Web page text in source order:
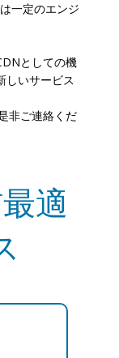
一定のエンジ
としての機
しいサービス
非ご連絡くだ
適